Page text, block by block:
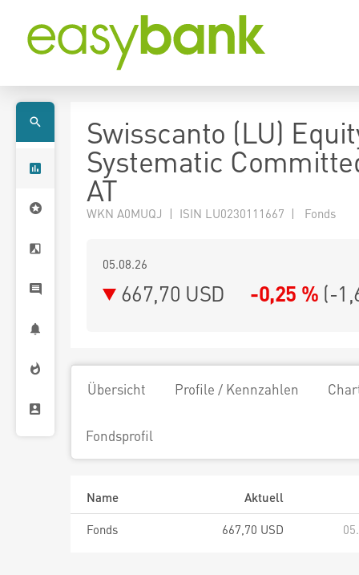
Swisscanto (LU)
Systematic
AT
WKN A0MUQJ | ISIN LU0230111667 | Fonds
05.08.26
667,70 USD -0,25 % (-
Übersicht Profile / Kennzahlen
Fondsprofil
Name
Aktuell
Fonds
667,70 USD